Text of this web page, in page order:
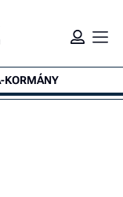
KORMÁNY